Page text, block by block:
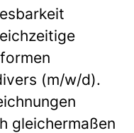
(m/w/d).
gleichermaßen